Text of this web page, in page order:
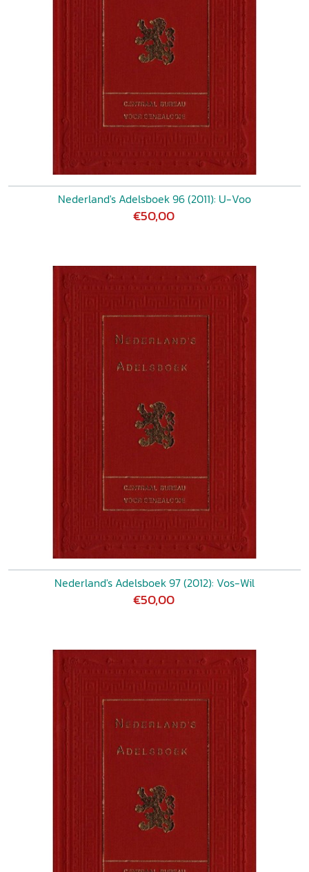
Nederland's Adelsboek 96 (2011): U-Voo
€50,00
Nederland's Adelsboek 97 (2012): Vos-Wil
€50,00